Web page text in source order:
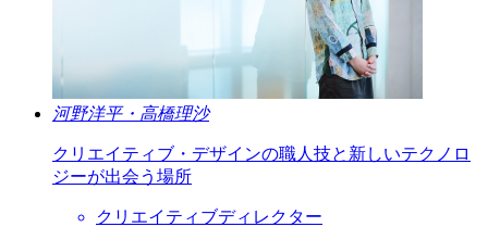
河野洋平・高橋理沙
クリエイティブ・デザインの職人技と新しいテクノロ
ジーが出会う場所
クリエイティブディレクター